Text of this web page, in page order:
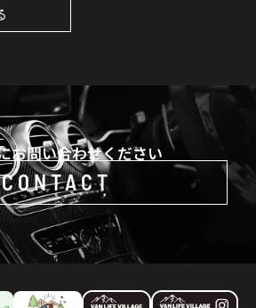
お問い合わせください
CONTACT